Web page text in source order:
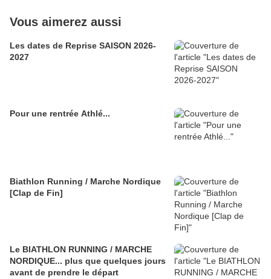
Vous aimerez aussi
Les dates de Reprise SAISON 2026-
2027
Pour une rentrée Athlé...
Biathlon Running / Marche Nordique
[Clap de Fin]
Le BIATHLON RUNNING / MARCHE
NORDIQUE... plus que quelques jours
avant de prendre le départ